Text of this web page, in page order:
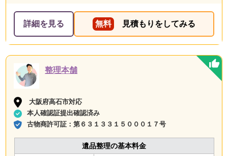
詳細を見る 無料 見積もりをしてみる
整理本舗
大阪府高石市対応
本人確認証提出確認済み
古物商許可証：第６３１３３１５０００１７号
遺品整理の基本料金